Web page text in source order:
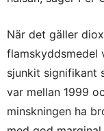
När det gäller
flamskyddsmedel
sjunkit signifikant
var mellan 1999
minskningen ha